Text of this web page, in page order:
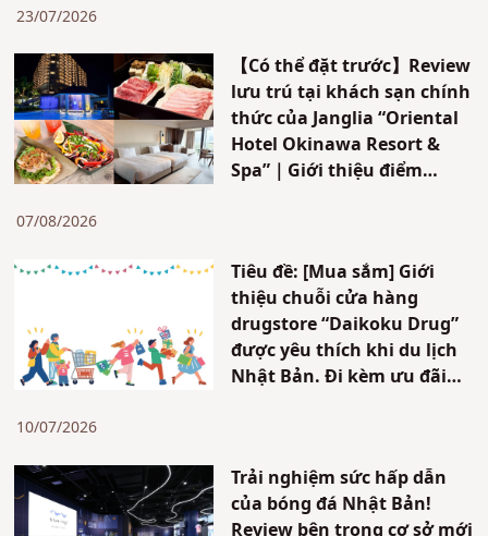
23/07/2026
【Có thể đặt trước】Review
lưu trú tại khách sạn chính
thức của Janglia “Oriental
Hotel Okinawa Resort &
Spa”｜Giới thiệu điểm
07/08/2026
Tiêu đề: [Mua sắm] Giới
thiệu chuỗi cửa hàng
drugstore “Daikoku Drug”
được yêu thích khi du lịch
Nhật Bản. Đi kèm ưu đãi
10/07/2026
Trải nghiệm sức hấp dẫn
của bóng đá Nhật Bản!
Review bên trong cơ sở mới